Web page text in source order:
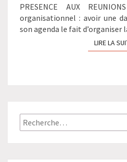
PRESENCE AUX
organisationnel : avoir une
son agenda le fait d’organiser
LIRE LA
Recherche
: